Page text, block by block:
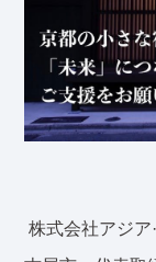
株式会社アジア